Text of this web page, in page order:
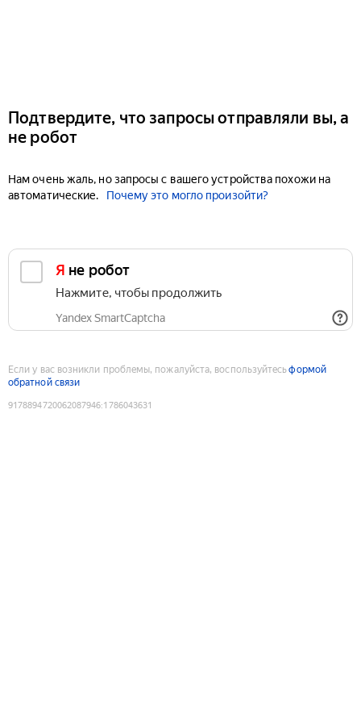
Подтвердите, что запросы отправляли вы, а
не робот
Нам очень жаль, но запросы с вашего устройства похожи на
автоматические.
Почему это могло произойти?
Я не робот
Нажмите, чтобы продолжить
Yandex SmartCaptcha
Если у вас возникли проблемы, пожалуйста, воспользуйтесьформой
обратной связи
9178894720062087946:1786043631